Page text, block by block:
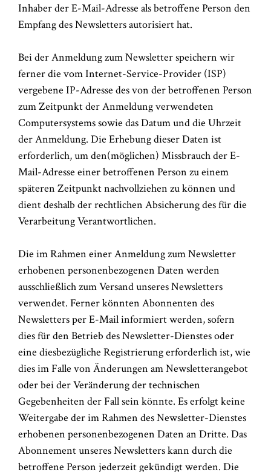
Inhaber der E-Mail-Adresse als betroffene Person den
Empfang des Newsletters autorisiert hat.
Bei der Anmeldung zum Newsletter speichern wir
ferner die vom Internet-Service-Provider (ISP)
vergebene IP-Adresse des von der betroffenen Person
zum Zeitpunkt der Anmeldung verwendeten
Computersystems sowie das Datum und die Uhrzeit
der Anmeldung. Die Erhebung dieser Daten ist
erforderlich, um den(möglichen) Missbrauch der E-
Mail-Adresse einer betroffenen Person zu einem
späteren Zeitpunkt nachvollziehen zu können und
dient deshalb der rechtlichen Absicherung des für die
Verarbeitung Verantwortlichen.
Die im Rahmen einer Anmeldung zum Newsletter
erhobenen personenbezogenen Daten werden
ausschließlich zum Versand unseres Newsletters
verwendet. Ferner könnten Abonnenten des
Newsletters per E-Mail informiert werden, sofern
dies für den Betrieb des Newsletter-Dienstes oder
eine diesbezügliche Registrierung erforderlich ist, wie
dies im Falle von Änderungen am Newsletterangebot
oder bei der Veränderung der technischen
Gegebenheiten der Fall sein könnte. Es erfolgt keine
Weitergabe der im Rahmen des Newsletter-Dienstes
erhobenen personenbezogenen Daten an Dritte. Das
Abonnement unseres Newsletters kann durch die
betroffene Person jederzeit gekündigt werden. Die